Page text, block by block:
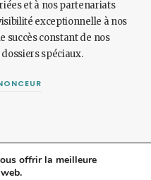
et à nos partenariats
exceptionnelle à nos
succès constant de nos
spéciaux.
offrir la meilleure